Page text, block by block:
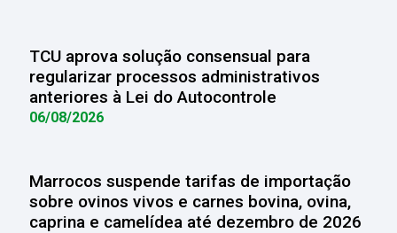
TCU aprova solução consensual para
regularizar processos administrativos
anteriores à Lei do Autocontrole
06/08/2026
Marrocos suspende tarifas de importação
sobre ovinos vivos e carnes bovina, ovina,
caprina e camelídea até dezembro de 2026